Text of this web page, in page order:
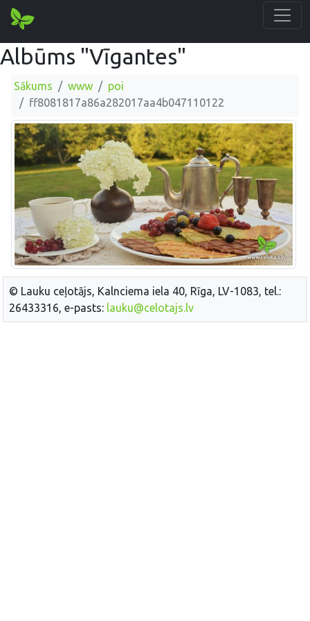
Albūms "Vīgantes"
Sākums www
poi
ff8081817a86a282017aa4b047110122
© Lauku ceļotājs, Kalnciema iela 40, Rīga, LV-1083, tel.:
26433316, e-pasts: lauku@celotajs.lv